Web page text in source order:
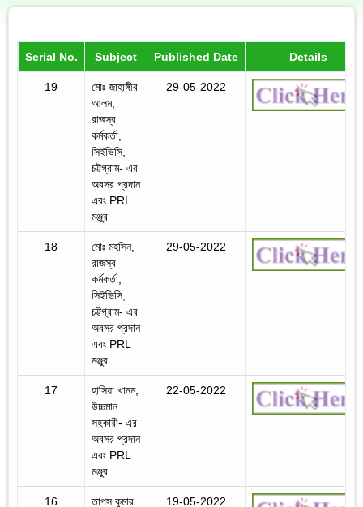
Serial No. Subject Published Date Details
19
মোঃ জাহাঙ্গীর
আলম,
রাজস্ব
কর্মকর্তা,
সিইভিসি,
চট্টগ্রাম- এর
অবসর প্রদান
এবং PRL
মঞ্জুর
29-05-2022
18
মোঃ মহসিন,
রাজস্ব
কর্মকর্তা,
সিইভিসি,
চট্টগ্রাম- এর
অবসর প্রদান
এবং PRL
মঞ্জুর
29-05-2022
17
হাসিয়া খানম,
উচ্চমান
সহকারী- এর
অবসর প্রদান
এবং PRL
মঞ্জুর
22-05-2022
16
তাপস কুমার
19-05-2022